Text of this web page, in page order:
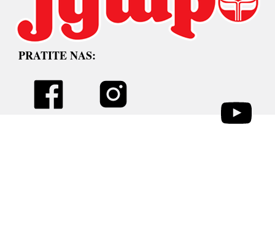
PRATITE NAS: